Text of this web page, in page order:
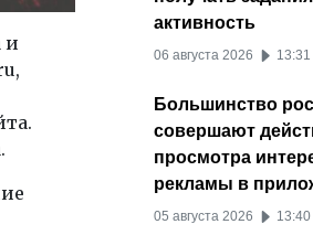
и
активность
06 августа 2026 13:31
Большинство
совершают
просмотра
рекламы в
05 августа 2026 13:40